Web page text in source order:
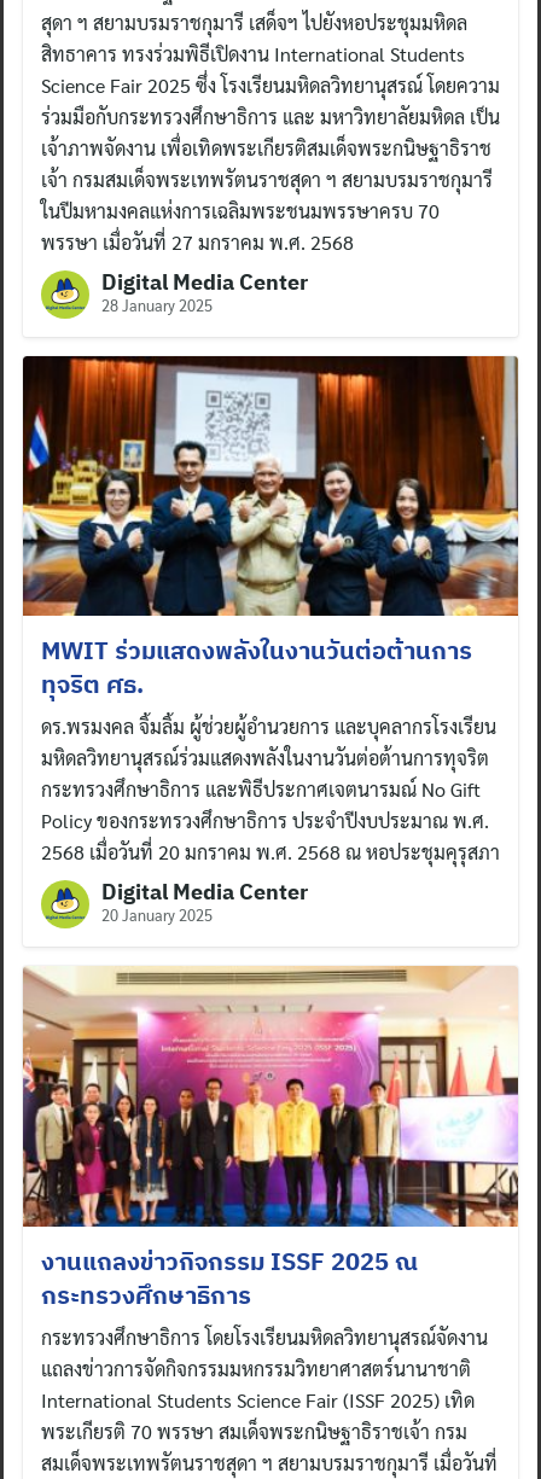
สุดา ฯ สยามบรมราชกุมารี เสด็จฯ ไปยังหอประชุมมหิดล
สิทธาคาร ทรงร่วมพิธีเปิดงาน International Students
Science Fair 2025 ซึ่ง โรงเรียนมหิดลวิทยานุสรณ์ โดยความ
ร่วมมือกับกระทรวงศึกษาธิการ และ มหาวิทยาลัยมหิดล เป็น
เจ้าภาพจัดงาน เพื่อเทิดพระเกียรติสมเด็จพระกนิษฐาธิราช
เจ้า กรมสมเด็จพระเทพรัตนราชสุดา ฯ สยามบรมราชกุมารี
ในปีมหามงคลแห่งการเฉลิมพระชนมพรรษาครบ 70
พรรษา เมื่อวันที่ 27 มกราคม พ.ศ. 2568
Digital Media Center
28 January 2025
MWIT ร่วมแสดงพลังในงานวันต่อต้านการ
ทุจริต ศธ.
ดร.พรมงคล จิ้มลิ้ม ผู้ช่วยผู้อำนวยการ และบุคลากรโรงเรียน
มหิดลวิทยานุสรณ์ร่วมแสดงพลังในงานวันต่อต้านการทุจริต
กระทรวงศึกษาธิการ และพิธีประกาศเจตนารมณ์ No Gift
Policy ของกระทรวงศึกษาธิการ ประจำปีงบประมาณ พ.ศ.
2568 เมื่อวันที่ 20 มกราคม พ.ศ. 2568 ณ หอประชุมคุรุสภา
Digital Media Center
20 January 2025
งานแถลงข่าวกิจกรรม ISSF 2025 ณ
กระทรวงศึกษาธิการ
กระทรวงศึกษาธิการ โดยโรงเรียนมหิดลวิทยานุสรณ์จัดงาน
แถลงข่าวการจัดกิจกรรมมหกรรมวิทยาศาสตร์นานาชาติ
International Students Science Fair (ISSF 2025) เทิด
พระเกียรติ 70 พรรษา สมเด็จพระกนิษฐาธิราชเจ้า กรม
สมเด็จพระเทพรัตนราชสุดา ฯ สยามบรมราชกุมารี เมื่อวันที่